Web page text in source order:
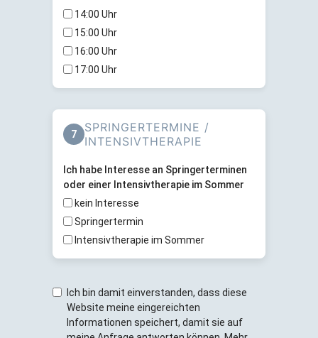
14:00 Uhr
15:00 Uhr
16:00 Uhr
17:00 Uhr
7
SPRINGERTERMINE /
INTENSIVTHERAPIE
Ich habe Interesse an Springerterminen
oder einer Intensivtherapie im Sommer
kein Interesse
Springertermin
Intensivtherapie im Sommer
Ich bin damit einverstanden, dass diese
Website meine eingereichten
Informationen speichert, damit sie auf